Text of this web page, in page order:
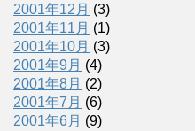
2001年12月 (3)
2001年11月 (1)
2001年10月 (3)
2001年9月 (4)
2001年8月 (2)
2001年7月 (6)
2001年6月 (9)